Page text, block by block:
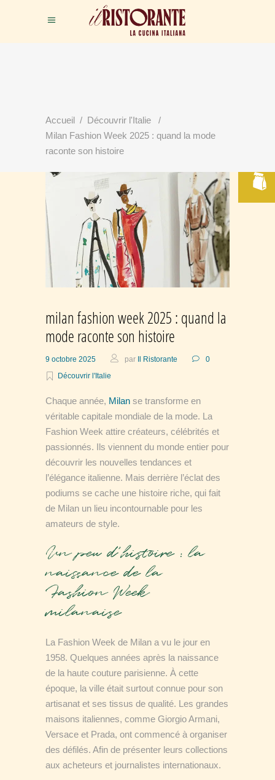
Accueil / Découvrir l'Italie
/
Milan Fashion Week 2025 : quand la mode
raconte son histoire
milan fashion week 2025 : quand la
mode raconte son histoire
9 octobre 2025 par Il Ristorante
0
Découvrir l'Italie
Chaque année, Milan se transforme en
véritable capitale mondiale de la mode. La
Fashion Week attire créateurs, célébrités et
passionnés. Ils viennent du monde entier pour
découvrir les nouvelles tendances et
l’élégance italienne. Mais derrière l’éclat des
podiums se cache une histoire riche, qui fait
de Milan un lieu incontournable pour les
amateurs de style.
Un peu d’histoire : la
naissance de la
Fashion Week
milanaise
La Fashion Week de Milan a vu le jour en
1958. Quelques années après la naissance
de la haute couture parisienne. À cette
époque, la ville était surtout connue pour son
artisanat et ses tissus de qualité. Les grandes
maisons italiennes, comme Giorgio Armani,
Versace et Prada, ont commencé à organiser
des défilés. Afin de présenter leurs collections
aux acheteurs et journalistes internationaux.
VOTRE TABLE